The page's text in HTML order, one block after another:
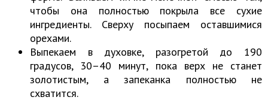
чтобы она полностью покрыла все сухие
ингредиенты. Сверху посыпаем оставшимися
орехами.
Выпекаем в духовке, разогретой до 190
градусов, 30–40 минут, пока верх не станет
золотистым, а запеканка полностью не
схватится.